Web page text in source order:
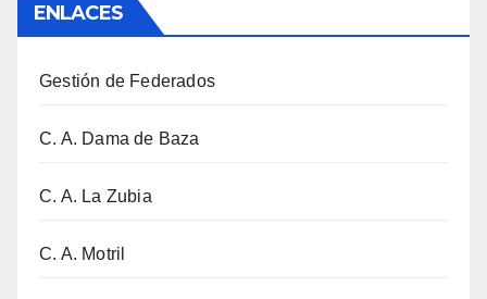
ENLACES
Gestión de Federados
C. A. Dama de Baza
C. A. La Zubia
C. A. Motril